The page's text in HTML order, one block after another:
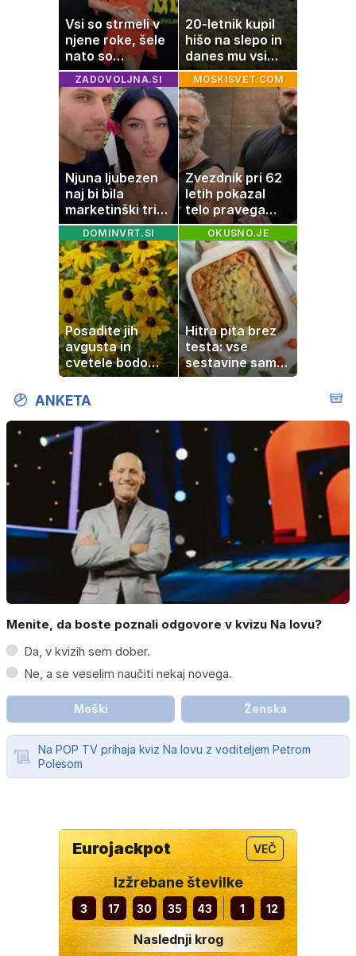
Vsi so strmeli v
njene roke, šele
nato so
ugotovili, kaj drži
20-letnik kupil
hišo na slepo in
danes mu vsi
zavidajo
ZADOVOLJNA.SI
Njuna ljubezen
naj bi bila
marketinški trik,
tako se odzivata
na govorice
MOSKISVET.COM
Zvezdnik pri 62
letih pokazal
telo pravega
gladiatorja
DOMINVRT.SI
Posadite jih
avgusta in
cvetele bodo
vse do zime
OKUSNO.JE
Hitra pita brez
testa: vse
sestavine samo
zmešate in
ANKETA
Menite, da boste poznali odgovore v kvizu Na lovu?
Da, v kvizih sem dober.
Ne, a se veselim naučiti nekaj novega.
Moški Ženska
Na POP TV prihaja kviz Na lovu z voditeljem Petrom
Polesom
Eurojackpot VEČ
Izžrebane številke
3 17 30 35 43 1 12
Naslednji krog